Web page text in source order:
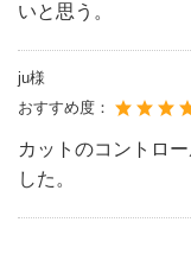
いと思う。
ju様
おすすめ度：
カットのコントロ
した。